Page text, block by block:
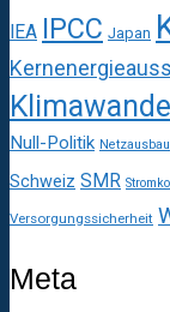
IEA IPCC Japan
Klimawandel
Null-Politik Netzausbau
Schweiz SMR
Versorgungssicherheit
Meta